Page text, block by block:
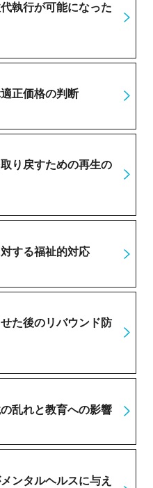
執行が可能になった
正価格の判断
り戻すための再生の
する福祉的対応
た後のリバウンド防
乱れと教育への影響
ンタルヘルスに与え